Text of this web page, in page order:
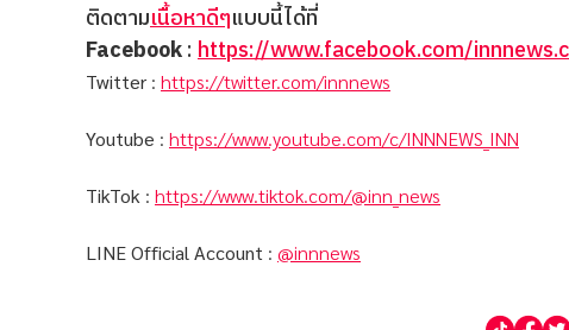
ติดตามเนื้อหาดีๆแบบนี้ได้ที่
Facebook: https://www.facebook.com/
Twitter : https://twitter.com/innnews
Youtube : https://www.youtube.com/c/INNNEWS_INN
TikTok : https://www.tiktok.com/@inn_news
LINE Official Account : @innnews